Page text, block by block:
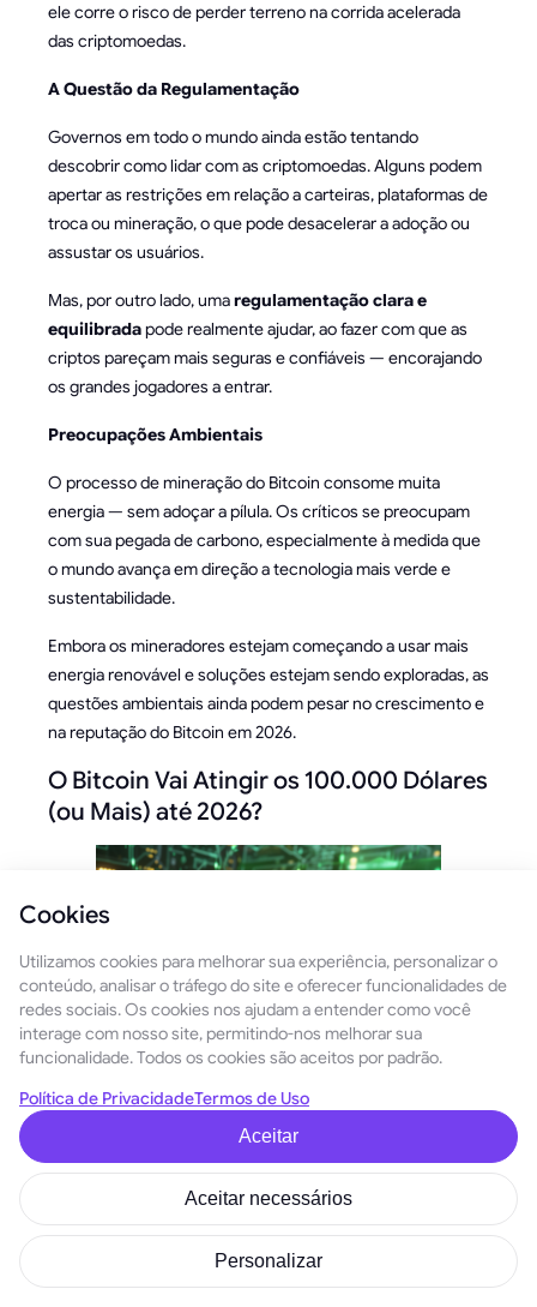
ele corre o risco de perder terreno na corrida acelerada
das criptomoedas.
A Questão da Regulamentação
Governos em todo o mundo ainda estão tentando
descobrir como lidar com as criptomoedas. Alguns podem
apertar as restrições em relação a carteiras, plataformas de
troca ou mineração, o que pode desacelerar a adoção ou
assustar os usuários.
Mas, por outro lado, umaregulamentação clara e
equilibradapode realmente ajudar, ao fazer com que as
criptos pareçam mais seguras e confiáveis — encorajando
os grandes jogadores a entrar.
Preocupações Ambientais
O processo de mineração do Bitcoin consome muita
energia — sem adoçar a pílula. Os críticos se preocupam
com sua pegada de carbono, especialmente à medida que
o mundo avança em direção a tecnologia mais verde e
sustentabilidade.
Embora os mineradores estejam começando a usar mais
energia renovável e soluções estejam sendo exploradas, as
questões ambientais ainda podem pesar no crescimento e
na reputação do Bitcoin em 2026.
O Bitcoin Vai Atingir os 100.000 Dólares
(ou Mais) até 2026?
Qual será o valor do Bitcoin em 2026?
Esta é a pergunta de um milhão de dólares. Ou devemos
dizer, a pergunta dos cem mil dólares? A questão é que, no
momento em que escrevemos, estamos perto dos
$120.000. Você pode estar pensando, ok, sim, já
superamos os $100.000, então estamos bem? Bem, ainda
não estamos fora de perigo. O BTC pode sofrer um recuo,
Cookies
Utilizamos cookies para melhorar sua experiência, personalizar o
conteúdo, analisar o tráfego do site e oferecer funcionalidades de
redes sociais. Os cookies nos ajudam a entender como você
interage com nosso site, permitindo-nos melhorar sua
funcionalidade. Todos os cookies são aceitos por padrão.
Política de PrivacidadeTermos de Uso
Aceitar
Aceitar necessários
Personalizar